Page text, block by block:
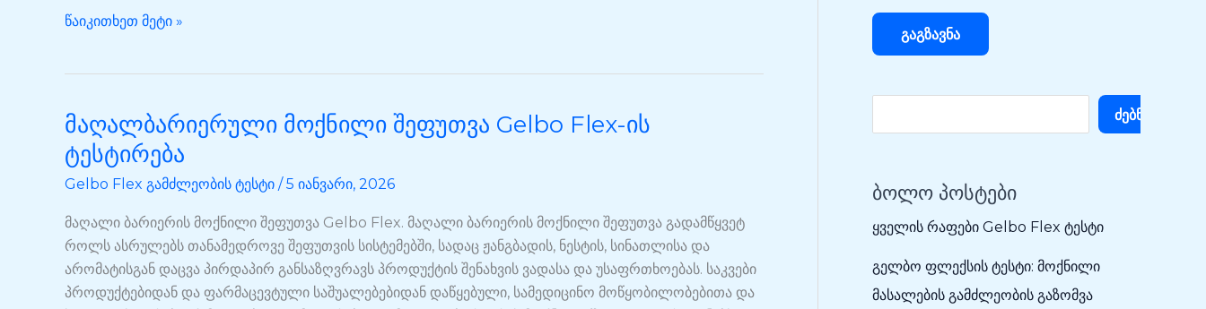
წაიკითხეთ მეტი »
მაღალბარიერული მოქნილი შეფუთვა Gelbo Flex-ის
ტესტირება
Gelbo Flex გამძლეობის ტესტი /5 იანვარი, 2026
მაღალი ბარიერის მოქნილი შეფუთვა Gelbo Flex. მაღალი ბარიერის მოქნილი შეფუთვა გადამწყვეტ
როლს ასრულებს თანამედროვე შეფუთვის სისტემებში, სადაც ჟანგბადის, ნესტის, სინათლისა და
არომატისგან დაცვა პირდაპირ განსაზღვრავს პროდუქტის შენახვის ვადასა და უსაფრთხოებას. საკვები
პროდუქტებიდან და ფარმაცევტული საშუალებებიდან დაწყებული, სამედიცინო მოწყობილობებითა და
მაღალბარიერული
მოქნილი
შეფუთვა
Gelbo
Flex-
ის
ტესტირება
Ძებნა
ბოლო პოსტები
ყველის რაფები Gelbo Flex ტესტი
გელბო ფლექსის ტესტი: მოქნილი
მასალების გამძლეობის გაზომვა